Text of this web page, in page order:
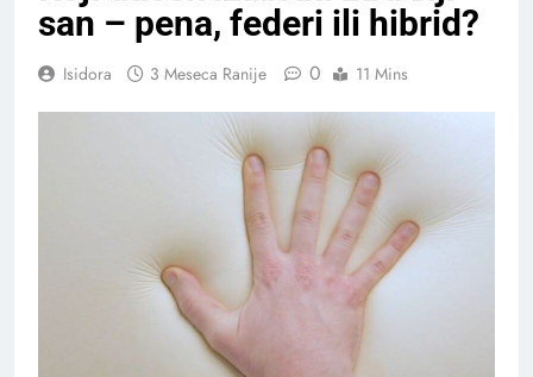
san – pena, federi ili hibrid?
Isidora 3 Meseca Ranije 0 11 Mins